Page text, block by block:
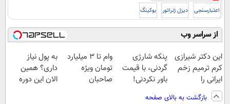
اعتبارسنجی دیزل ژنراتور بوکینگ
از سراسر وب
این دکتر شیرازی
کرم ترمیم زخم
ایرانی را
ساخت!!!
پنکه شارژی
گردنی، با قیمت
باور نکردنی!
وام تا ۳ میلیارد
تومان ویژه
صاحبان
به پول نیاز
داری؟ همین
الان این دوره
بازگشت به بالای صفحه